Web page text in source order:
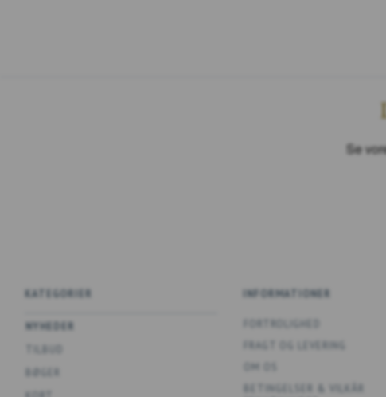
KATEGORIER
NYHEDER
INFORMATIONER
OM OS